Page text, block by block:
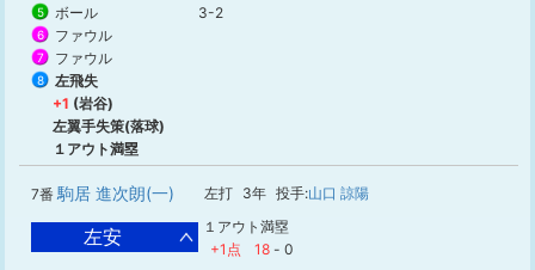
5 ボール 3-2
6 ファウル
7 ファウル
8
左飛失
+1 (岩谷)
左翼手失策(落球)
１アウト満塁
7番駒居 進次朗(一) 左打 3年 投手:山口 諒陽
左安
１アウト満塁
+1点
18 - 0